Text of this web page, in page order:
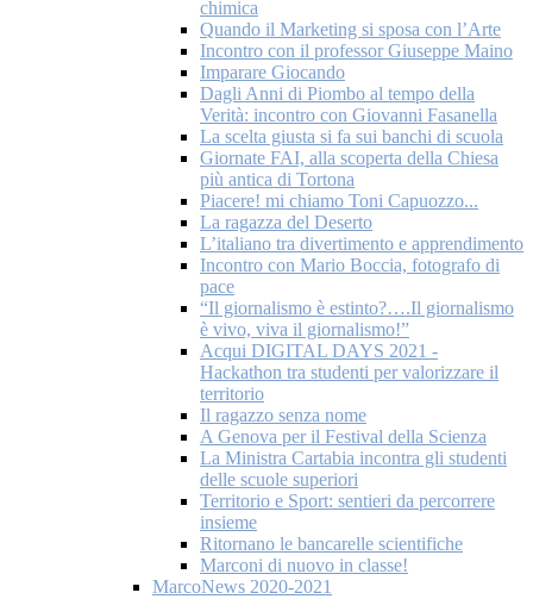
chimica
Quando il Marketing si sposa con l’Arte
Incontro con il professor Giuseppe Maino
Imparare Giocando
Dagli Anni di Piombo al tempo della
Verità: incontro con Giovanni Fasanella
La scelta giusta si fa sui banchi di scuola
Giornate FAI, alla scoperta della Chiesa
più antica di Tortona
Piacere! mi chiamo Toni Capuozzo...
La ragazza del Deserto
L’italiano tra divertimento e apprendimento
Incontro con Mario Boccia, fotografo di
pace
“Il giornalismo è estinto?….Il giornalismo
è vivo, viva il giornalismo!”
Acqui DIGITAL DAYS 2021 -
Hackathon tra studenti per valorizzare il
territorio
Il ragazzo senza nome
A Genova per il Festival della Scienza
La Ministra Cartabia incontra gli studenti
delle scuole superiori
Territorio e Sport: sentieri da percorrere
insieme
Ritornano le bancarelle scientifiche
Marconi di nuovo in classe!
MarcoNews 2020-2021